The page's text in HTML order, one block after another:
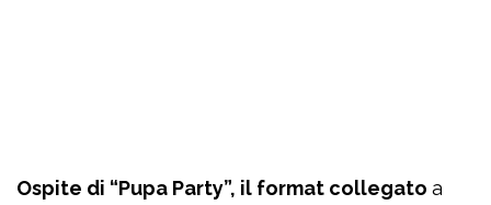
Ospite di “Pupa Party”, il format collegato a